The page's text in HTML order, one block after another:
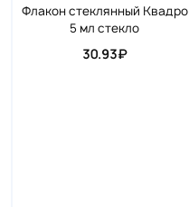
Флакон стеклянный Квадро
5 мл стекло
30.93₽